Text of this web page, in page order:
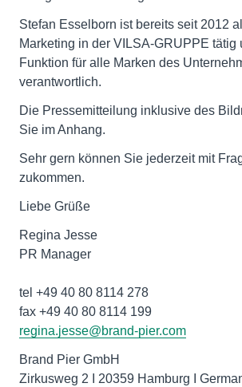
Stefan Esselborn ist bereits seit 2012
Marketing in der VILSA-GRUPPE tätig
Funktion für alle Marken des
verantwortlich.
Die Pressemitteilung inklusive des
Sie im Anhang.
Sehr gern können Sie jederzeit mit
zukommen.
Liebe Grüße
Regina Jesse
PR Manager
tel +49 40 80 8114 278
regina.jesse@brand-pier.com
Brand Pier GmbH
Zirkusweg 2 I 20359 Hamburg I